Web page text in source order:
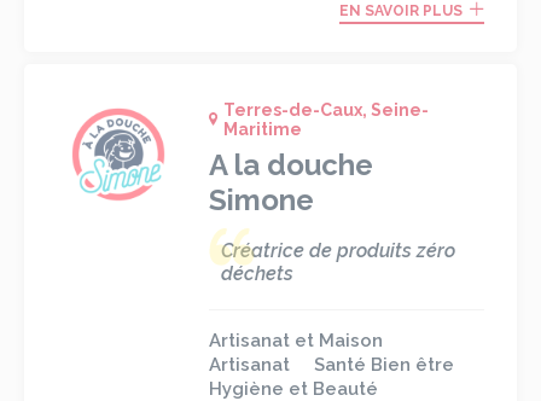
EN SAVOIR PLUS
Terres-de-Caux, Seine-
Maritime
A la douche
Simone
Créatrice de produits zéro
déchets
Artisanat et Maison
Artisanat
Santé Bien être
Hygiène et Beauté